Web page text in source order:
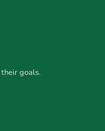
goals.